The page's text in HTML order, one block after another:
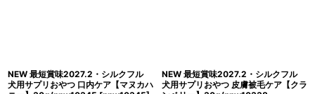
NEW 最短賞味2027.2・シルクフル
犬用サプリおやつ 口内ケア【マヌカハ
NEW 最短賞味2027.2・シルクフル
犬用サプリおやつ 皮膚被毛ケア【クラ